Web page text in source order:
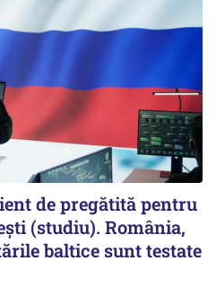
de pregătită pentru
(studiu). România,
baltice sunt testate